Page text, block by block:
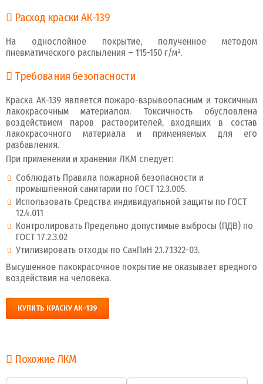
Расход краски АК-139
На однослойное покрытие, полученное методом
пневматического распыления – 115-150 г/м².
Требования безопасности
Краска АК-139 является пожаро-взрывоопасным и токсичным
лакокрасочным материалом. Токсичность обусловлена
воздействием паров растворителей, входящих в состав
лакокрасочного материала и применяемых для его
разбавления.
При применении и хранении ЛКМ следует:
Соблюдать Правила пожарной безопасности и
промышленной санитарии по ГОСТ 12.3.005.
Использовать Средства индивидуальной защиты по ГОСТ
12.4.011
Контролировать Предельно допустимые выбросы (ПДВ) по
ГОСТ 17.2.3.02
Утилизировать отходы по СанПиН 2.1.7.1322-03.
Высушенное лакокрасочное покрытие не оказывает вредного
воздействия на человека.
КУПИТЬ КРАСКУ АК-139
Похожие ЛКМ